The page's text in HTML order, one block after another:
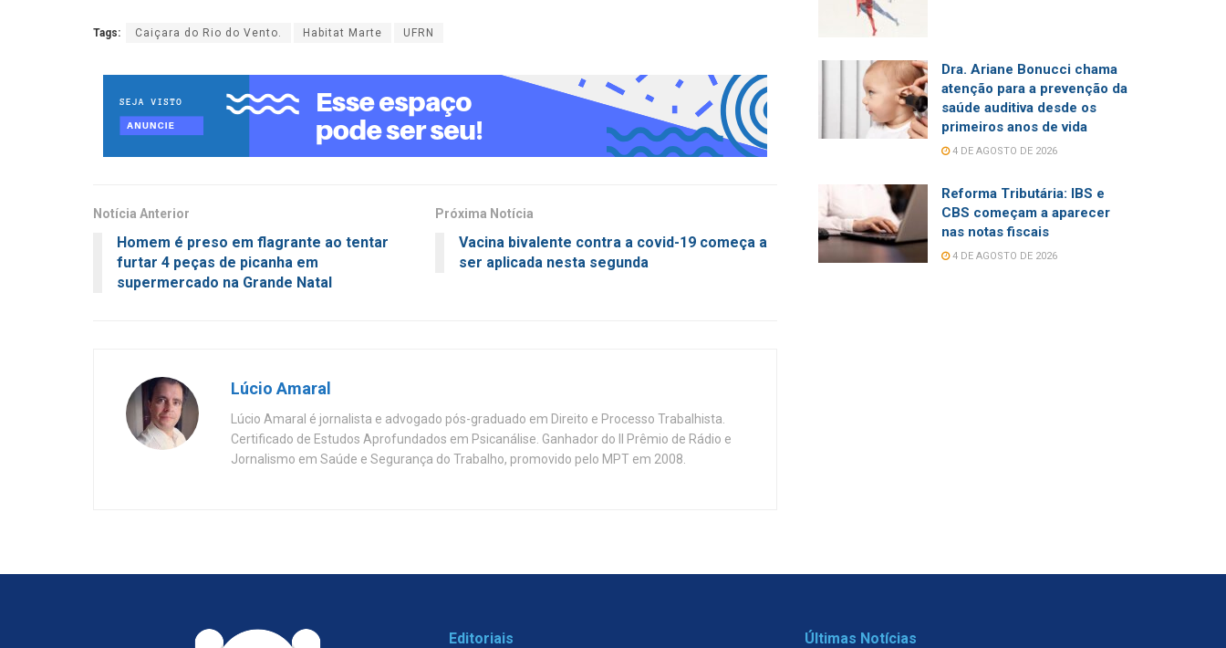
Tags: Caiçara do Rio do Vento. Habitat Marte UFRN
Notícia Anterior
Homem é preso em flagrante ao tentar
furtar 4 peças de picanha em
supermercado na Grande Natal
Próxima Notícia
Vacina bivalente contra a covid-19 começa a
ser aplicada nesta segunda
Lúcio Amaral
Lúcio Amaral é jornalista e advogado pós-graduado em Direito e Processo Trabalhista.
Certificado de Estudos Aprofundados em Psicanálise. Ganhador do II Prêmio de Rádio e
Jornalismo em Saúde e Segurança do Trabalho, promovido pelo MPT em 2008.
Dra. Ariane Bonucci chama
atenção para a prevenção da
saúde auditiva desde os
primeiros anos de vida
4 DE AGOSTO DE 2026
Reforma Tributária: IBS e
CBS começam a aparecer
nas notas fiscais
4 DE AGOSTO DE 2026
Editoriais Últimas Notícias